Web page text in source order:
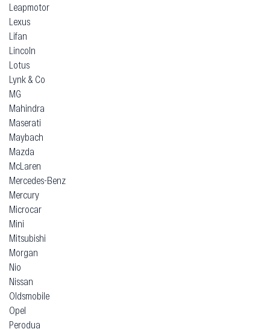
Leapmotor
Lexus
Lifan
Lincoln
Lotus
Lynk & Co
MG
Mahindra
Maserati
Maybach
Mazda
McLaren
Mercedes-Benz
Mercury
Microcar
Mini
Mitsubishi
Morgan
Nio
Nissan
Oldsmobile
Opel
Perodua